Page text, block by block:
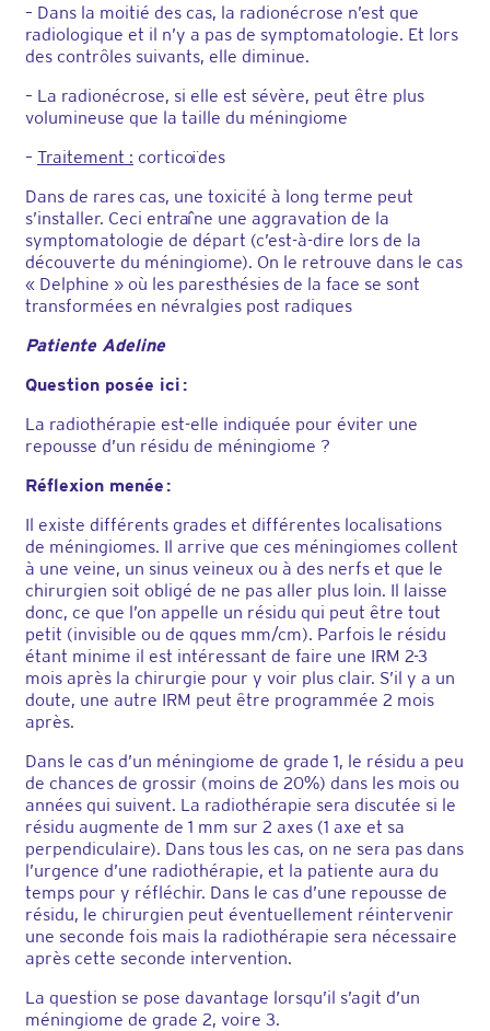
– Dans la moitié des cas, la radionécrose n’est que
radiologique et il n’y a pas de symptomatologie. Et lors
des contrôles suivants, elle diminue.
– La radionécrose, si elle est sévère, peut être plus
volumineuse que la taille du méningiome
– Traitement : corticoïdes
Dans de rares cas, une toxicité à long terme peut
s’installer. Ceci entraîne une aggravation de la
symptomatologie de départ (c’est-à-dire lors de la
découverte du méningiome). On le retrouve dans le cas
« Delphine » où les paresthésies de la face se sont
transformées en névralgies post radiques
Patiente Adeline
Question posée ici :
La radiothérapie est-elle indiquée pour éviter une
repousse d’un résidu de méningiome ?
Réflexion menée :
Il existe différents grades et différentes localisations
de méningiomes. Il arrive que ces méningiomes collent
à une veine, un sinus veineux ou à des nerfs et que le
chirurgien soit obligé de ne pas aller plus loin. Il laisse
donc, ce que l’on appelle un résidu qui peut être tout
petit (invisible ou de qques mm/cm). Parfois le résidu
étant minime il est intéressant de faire une IRM 2-3
mois après la chirurgie pour y voir plus clair. S’il y a un
doute, une autre IRM peut être programmée 2 mois
après.
Dans le cas d’un méningiome de grade 1, le résidu a peu
de chances de grossir (moins de 20%) dans les mois ou
années qui suivent. La radiothérapie sera discutée si le
résidu augmente de 1 mm sur 2 axes (1 axe et sa
perpendiculaire). Dans tous les cas, on ne sera pas dans
l’urgence d’une radiothérapie, et la patiente aura du
temps pour y réfléchir. Dans le cas d’une repousse de
résidu, le chirurgien peut éventuellement réintervenir
une seconde fois mais la radiothérapie sera nécessaire
après cette seconde intervention.
La question se pose davantage lorsqu’il s’agit d’un
méningiome de grade 2, voire 3.